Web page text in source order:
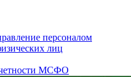
персоналом
лиц
МСФО